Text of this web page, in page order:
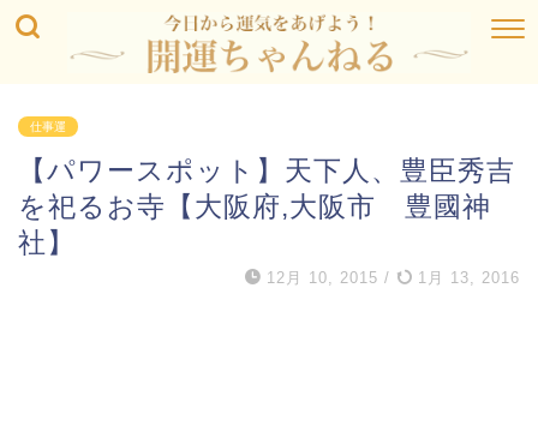
仕事運
【パワースポット】天下人、豊臣秀吉
を祀るお寺【大阪府,大阪市 豊國神
社】
12月 10, 2015 / 1月 13, 2016